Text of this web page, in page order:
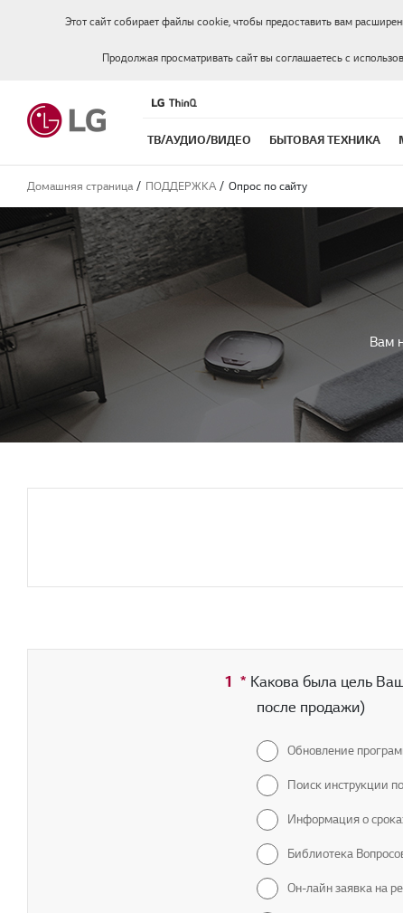
Этот сайт собирает файлы cookie, чтобы предоставить вам
Продолжая просматривать сайт вы соглашаетесь с
ТВ/АУДИО/ВИДЕО БЫТОВАЯ ТЕХНИКА
Домашняя страница ПОДДЕРЖКА Опрос по сайту
Вам
1 * Обязательное поле
Какова была цель
после продажи)
Обновление
Поиск инструкции
Информация о
Библиотека
Он-лайн заявка на